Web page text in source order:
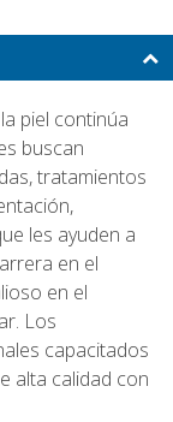
piel continúa
buscan
tratamientos
les ayuden a
en el
en el
Los
capacitados
alta calidad con